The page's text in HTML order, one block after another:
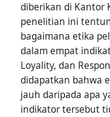
diberikan di Kantor
penelitian ini
bagaimana etika
dalam empat
Loyality, dan
didapatkan bahwa
jauh daripada apa
indikator tersebut